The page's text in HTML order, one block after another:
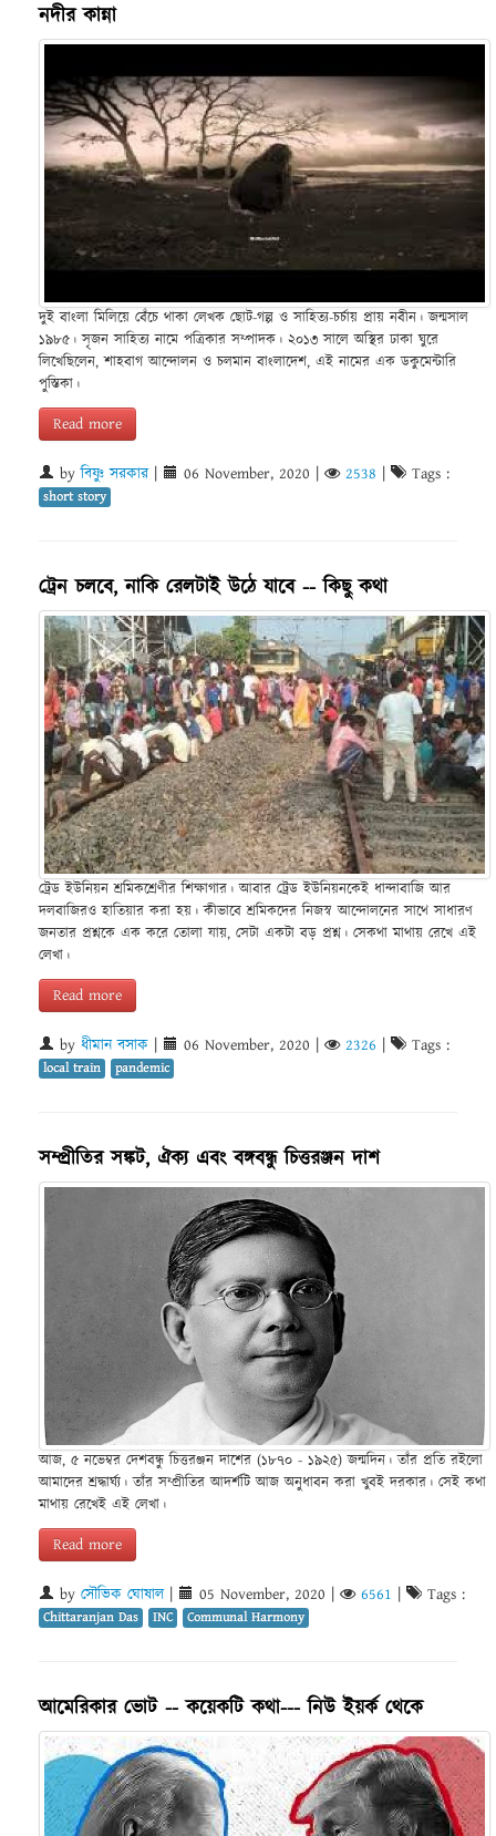
নদীর কান্না
দুই বাংলা মিলিয়ে বেঁচে থাকা লেখক ছোট-গল্প ও সাহিত্য-চর্চায় প্রায় নবীন। জন্মসাল
১৯৮৫। সৃজন সাহিত্য নামে পত্রিকার সম্পাদক। ২০১৩ সালে অস্থির ঢাকা ঘুরে
লিখেছিলেন, শাহবাগ আন্দোলন ও চলমান বাংলাদেশ, এই নামের এক ডকুমেন্টারি
পুস্তিকা।
Read more
byবিষ্ণু সরকার| 06 November, 2020 | 2538 | Tags :
short story
ট্রেন চলবে, নাকি রেলটাই উঠে যাবে -- কিছু কথা
ট্রেড ইউনিয়ন শ্রমিকশ্রেণীর শিক্ষাগার। আবার ট্রেড ইউনিয়নকেই ধান্দাবাজি আর
দলবাজিরও হাতিয়ার করা হয়। কীভাবে শ্রমিকদের নিজস্ব আন্দোলনের সাথে সাধারণ
জনতার প্রশ্নকে এক করে তোলা যায়, সেটা একটা বড় প্রশ্ন। সেকথা মাথায় রেখে এই
লেখা।
Read more
by ধীমান বসাক | 06 November, 2020 | 2326 | Tags :
local train pandemic
সম্প্রীতির সঙ্কট, ঐক্য এবং বঙ্গবন্ধু চিত্তরঞ্জন দাশ
আজ, ৫ নভেম্বর দেশবন্ধু চিত্তরঞ্জন দাশের (১৮৭০ - ১৯২৫) জন্মদিন। তাঁর প্রতি রইলো
আমাদের শ্রদ্ধার্ঘ্য। তাঁর সম্প্রীতির আদর্শটি আজ অনুধাবন করা খুবই দরকার। সেই কথা
মাথায় রেখেই এই লেখা।
Read more
by সৌভিক ঘোষাল| 05 November, 2020 | 6561 | Tags :
Chittaranjan Das INC Communal Harmony
আমেরিকার ভোট -- কয়েকটি কথা--- নিউ ইয়র্ক থেকে